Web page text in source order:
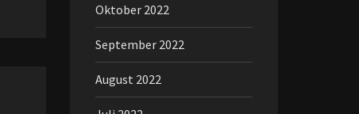
Oktober 2022
September 2022
August 2022